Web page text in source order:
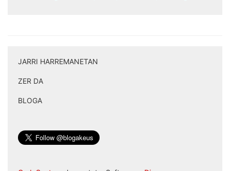
JARRI HARREMANETAN
ZER DA
BLOGA